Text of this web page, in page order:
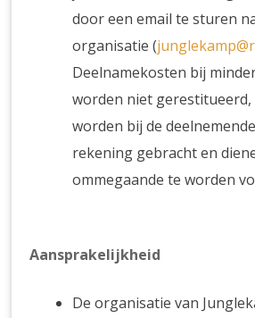
door een email te sturen
organisatie (
Deelnamekosten bij
worden niet
worden bij de
rekening gebracht en
ommegaande te worden
Aansprakelijkheid
De organisatie van